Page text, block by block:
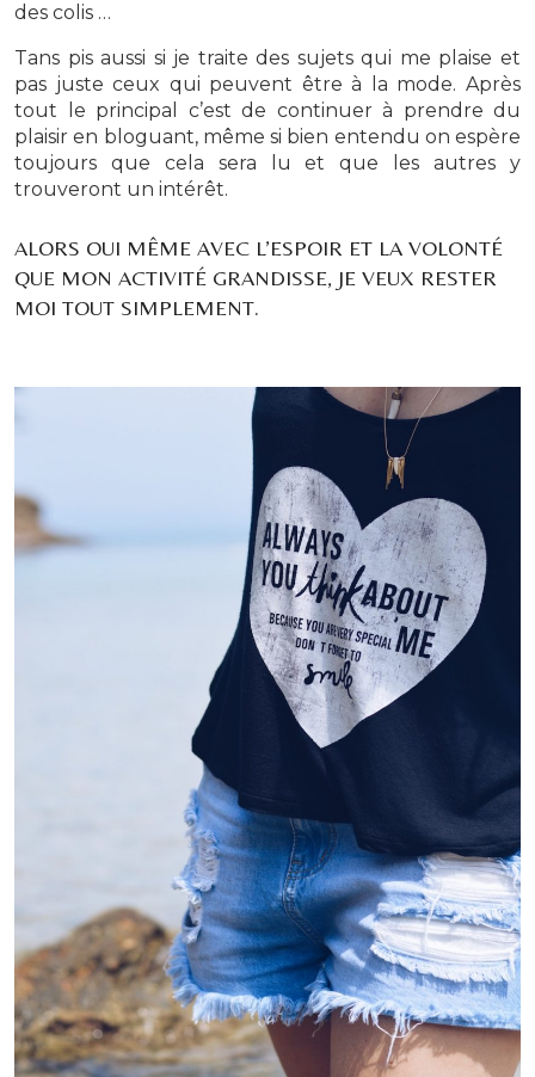
des colis …
Tans pis aussi si je traite des sujets qui me plaise et
pas juste ceux qui peuvent être à la mode. Après
tout le principal c’est de continuer à prendre du
plaisir en bloguant, même si bien entendu on espère
toujours que cela sera lu et que les autres y
trouveront un intérêt.
ALORS OUI MÊME AVEC L’ESPOIR ET LA VOLONTÉ
QUE MON ACTIVITÉ GRANDISSE, JE VEUX RESTER
MOI TOUT SIMPLEMENT.